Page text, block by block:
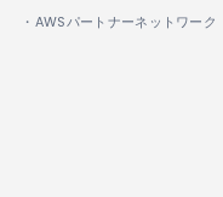
・AWSパートナーネットワーク